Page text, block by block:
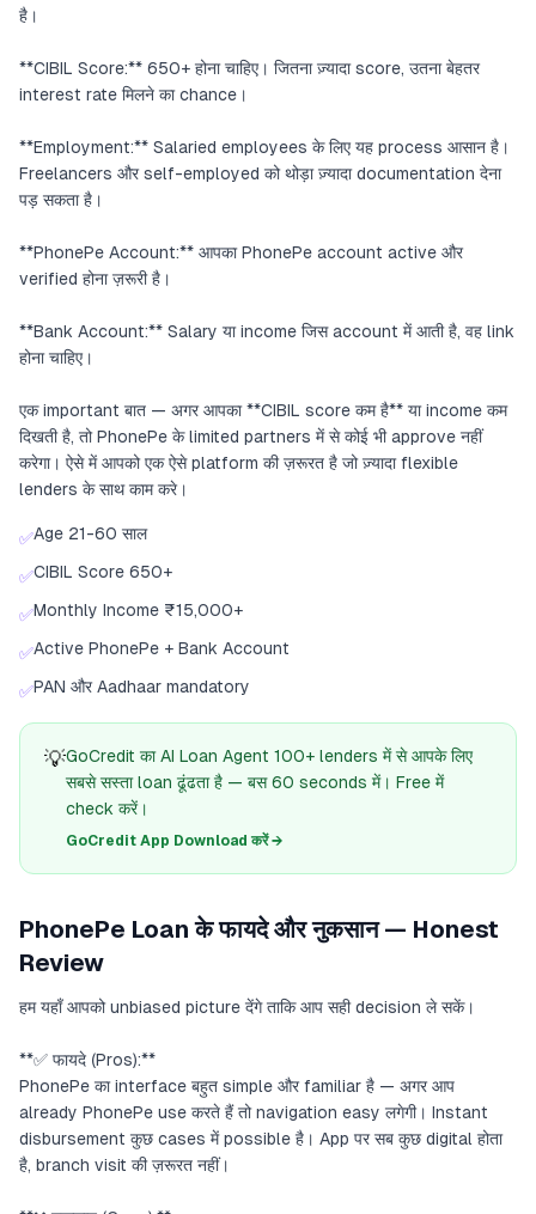
है।
**CIBIL Score:** 650+ होना चाहिए। जितना ज़्यादा score, उतना बेहतर
interest rate मिलने का chance।
**Employment:** Salaried employees के लिए यह process आसान है।
Freelancers और self-employed को थोड़ा ज़्यादा documentation देना
पड़ सकता है।
**PhonePe Account:** आपका PhonePe account active और
verified होना ज़रूरी है।
**Bank Account:** Salary या income जिस account में आती है, वह link
होना चाहिए।
एक important बात — अगर आपका **CIBIL score कम है** या income कम
दिखती है, तो PhonePe के limited partners में से कोई भी approve नहीं
करेगा। ऐसे में आपको एक ऐसे platform की ज़रूरत है जो ज़्यादा flexible
lenders के साथ काम करे।
✅Age 21-60 साल
✅CIBIL Score 650+
✅Monthly Income ₹15,000+
✅Active PhonePe + Bank Account
✅PAN और Aadhaar mandatory
💡GoCredit का AI Loan Agent 100+ lenders में से आपके लिए
सबसे सस्ता loan ढूंढता है — बस 60 seconds में। Free में
check करें।
GoCredit App Download करें →
PhonePe Loan के फायदे और नुकसान — Honest
Review
हम यहाँ आपको unbiased picture देंगे ताकि आप सही decision ले सकें।
**✅ फायदे (Pros):**
PhonePe का interface बहुत simple और familiar है — अगर आप
already PhonePe use करते हैं तो navigation easy लगेगी। Instant
disbursement कुछ cases में possible है। App पर सब कुछ digital होता
है, branch visit की ज़रूरत नहीं।